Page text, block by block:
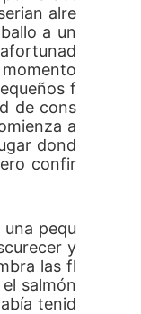
alre
a un
f
de cons
a
dond
confir
pequ
y
las fl
salmón
tenid